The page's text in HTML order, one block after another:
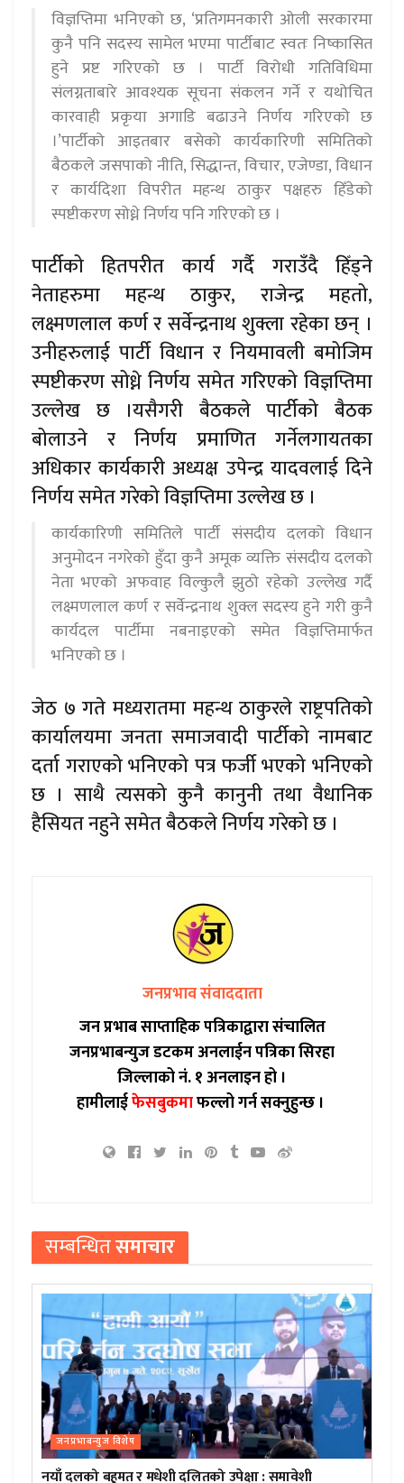
विज्ञप्तिमा भनिएको छ, ‘प्रतिगमनकारी ओली सरकारमा
कुनै पनि सदस्य सामेल भएमा पार्टीबाट स्वतः निष्कासित
हुने प्रष्ट गरिएको छ । पार्टी विरोधी गतिविधिमा
संलग्नताबारे आवश्यक सूचना संकलन गर्ने र यथोचित
कारवाही प्रकृया अगाडि बढाउने निर्णय गरिएको छ
।’पार्टीको आइतबार बसेको कार्यकारिणी समितिको
बैठकले जसपाको नीति, सिद्धान्त, विचार, एजेण्डा, विधान
र कार्यदिशा विपरीत महन्थ ठाकुर पक्षहरु हिँडेको
स्पष्टीकरण सोध्ने निर्णय पनि गरिएको छ ।
पार्टीको हितपरीत कार्य गर्दै गराउँदै हिँड्ने
नेताहरुमा महन्थ ठाकुर, राजेन्द्र महतो,
लक्ष्मणलाल कर्ण र सर्वेन्द्रनाथ शुक्ला रहेका छन् ।
उनीहरुलाई पार्टी विधान र नियमावली बमोजिम
स्पष्टीकरण सोध्ने निर्णय समेत गरिएको विज्ञप्तिमा
उल्लेख छ ।यसैगरी बैठकले पार्टीको बैठक
बोलाउने र निर्णय प्रमाणित गर्नेलगायतका
अधिकार कार्यकारी अध्यक्ष उपेन्द्र यादवलाई दिने
निर्णय समेत गरेको विज्ञप्तिमा उल्लेख छ ।
कार्यकारिणी समितिले पार्टी संसदीय दलको विधान
अनुमोदन नगरेको हुँदा कुनै अमूक व्यक्ति संसदीय दलको
नेता भएको अफवाह विल्कुलै झुठो रहेको उल्लेख गर्दै
लक्ष्मणलाल कर्ण र सर्वेन्द्रनाथ शुक्ल सदस्य हुने गरी कुनै
कार्यदल पार्टीमा नबनाइएको समेत विज्ञप्तिमार्फत
भनिएको छ ।
जेठ ७ गते मध्यरातमा महन्थ ठाकुरले राष्ट्रपतिको
कार्यालयमा जनता समाजवादी पार्टीको नामबाट
दर्ता गराएको भनिएको पत्र फर्जी भएको भनिएको
छ । साथै त्यसको कुनै कानुनी तथा वैधानिक
हैसियत नहुने समेत बैठकले निर्णय गरेको छ ।
जनप्रभाव संवाददाता
जन प्रभाब साप्ताहिक पत्रिकाद्वारा संचालित
जनप्रभाबन्युज डटकम अनलाईन पत्रिका सिरहा
जिल्लाको नं. १ अनलाइन हो ।
हामीलाईफेसबुकमाफल्लो गर्न सक्नुहुन्छ ।
सम्बन्धितसमाचार
जनप्रभाबन्युज विशेष
नयाँ दलको बहुमत र मधेशी दलितको उपेक्षा : समावेशी